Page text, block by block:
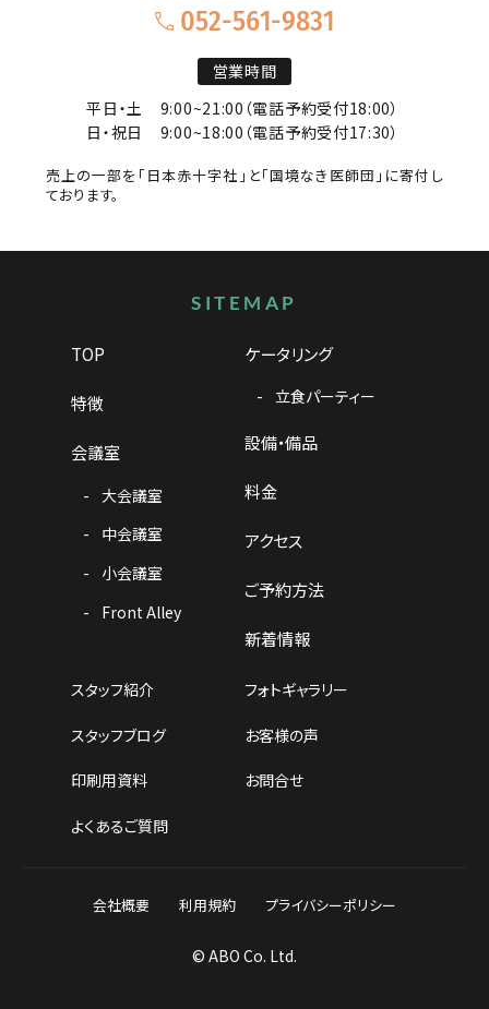
052-561-9831
営業時間
平日・土
9:00~21:00（電話予約受付18:00）
日・祝日
9:00~18:00（電話予約受付17:30）
売上の一部を「日本赤十字社」と「国境なき医師団」に寄付し
ております。
サイトマップ
SITEMAP
TOP
特徴
会議室
大会議室
中会議室
小会議室
Front Alley
ケータリング
立食パーティー
設備・備品
料金
アクセス
ご予約方法
新着情報
スタッフ紹介
スタッフブログ
印刷用資料
よくあるご質問
フォトギャラリー
お客様の声
お問合せ
会社概要 利用規約 プライバシーポリシー
© ABO Co. Ltd.